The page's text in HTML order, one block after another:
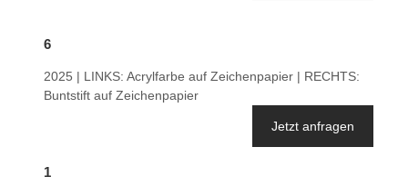
6
2025 | LINKS: Acrylfarbe auf Zeichenpapier | RECHTS:
Buntstift auf Zeichenpapier
Jetzt anfragen
1